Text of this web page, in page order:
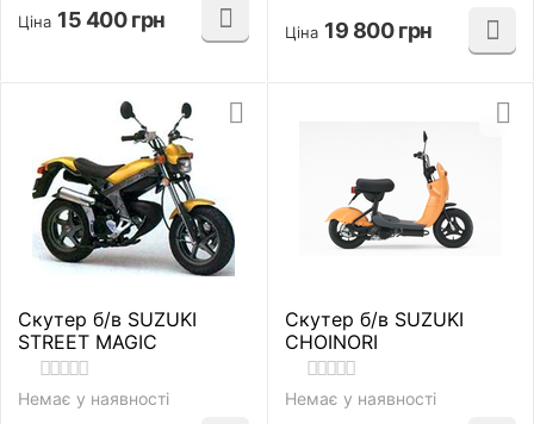
Ціна 15 400 грн
Ціна 19 800 грн
Скутер б/в SUZUKI
STREET MAGIC
Немає у наявності
Скутер б/в SUZUKI
CHOINORI
Немає у наявності